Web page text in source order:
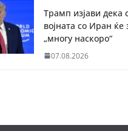
Трамп изјави дека
војната со Иран
„многу наскоро“
07.08.2026